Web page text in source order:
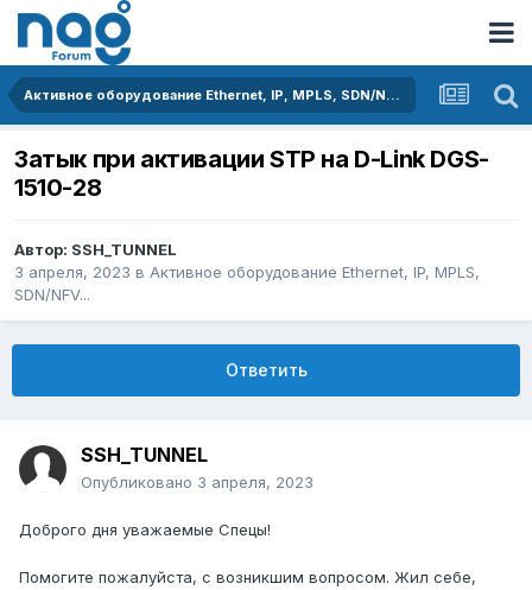
Активное оборудование Ethernet, IP, MPLS, SDN/NFV...
Затык при активации STP на D-Link DGS-
1510-28
Автор: SSH_TUNNEL
3 апреля, 2023 в Активное оборудование Ethernet, IP, MPLS,
SDN/NFV...
Ответить
SSH_TUNNEL
Опубликовано 3 апреля, 2023
Доброго дня уважаемые Спецы!
Помогите пожалуйста, с возникшим вопросом. Жил себе,